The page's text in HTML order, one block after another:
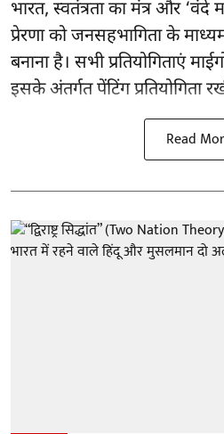
भारत, स्वतंत्रता का मंत्र और ‘वंदे
प्रेरणा को जनसहभागिता के
बनाना है। सभी प्रतियोगिताएं
इसके अंतर्गत पेंटिंग प्रतियोगिता
Read